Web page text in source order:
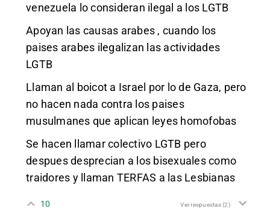
venezuela lo consideran ilegal a los LGTB
Apoyan las causas arabes , cuando los
paises arabes ilegalizan las actividades
LGTB
Llaman al boicot a Israel por lo de Gaza, pero
no hacen nada contra los paises
musulmanes que aplican leyes homofobas
Se hacen llamar colectivo LGTB pero
despues desprecian a los bisexuales como
traidores y llaman TERFAS a las Lesbianas
10 Ver respuestas(2)